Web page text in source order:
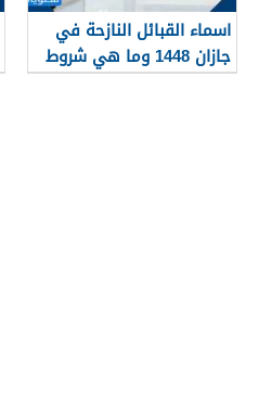
اسماء القبائل النازحة في
جازان 1448 وما هي شروط
تجنيسها